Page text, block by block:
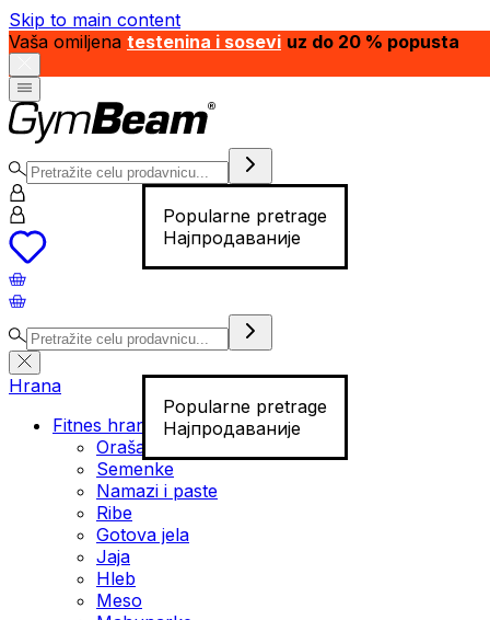
Skip to main content
Vaša omiljena testenina i sosevi uz do 20 % popusta
Popularne pretrage
Најпродаваније
Popularne pretrage
Најпродаваније
Hrana
Fitnes hrana
Orašasti plodovi
Semenke
Namazi i paste
Ribe
Gotova jela
Јаја
Hleb
Meso